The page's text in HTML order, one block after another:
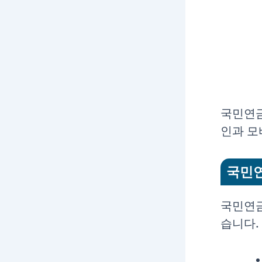
국민연
인과
국민
국민연
습니다.